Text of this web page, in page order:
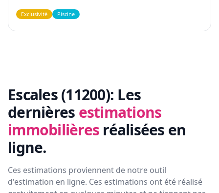
Exclusivité Piscine
Escales (11200): Les
dernières estimations
immobilières réalisées en
ligne.
Ces estimations proviennent de notre outil
d'estimation en ligne. Ces estimations ont été réalisé